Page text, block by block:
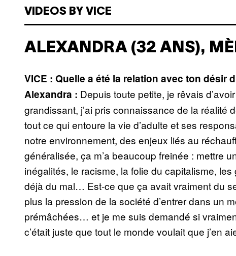
VIDEOS BY VICE
ALEXANDRA (32 ANS),
VICE : Quelle a été la relation avec ton désir
Alexandra : Depuis toute petite, je rêvais
grandissant, j’ai pris connaissance de la réalité
tout ce qui entoure la vie d’adulte et ses
notre environnement, des enjeux liés au
généralisée, ça m’a beaucoup freinée : mettre
inégalités, le racisme, la folie du capitalisme,
déjà du mal… Est-ce que ça avait vraiment du
plus la pression de la société d’entrer dans un
prémâchées… et je me suis demandé si
c’était juste que tout le monde voulait que j’en